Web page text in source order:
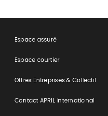
Espace assuré
Espace courtier
Offres Entreprises & Collectif
Contact APRIL International